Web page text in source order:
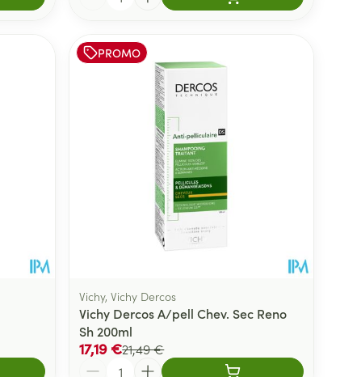
PROMO
Vichy, Vichy Dercos
Vichy Dercos A/pell Chev. Sec Reno
Sh 200ml
21,49 €
17,19 €
Quantité